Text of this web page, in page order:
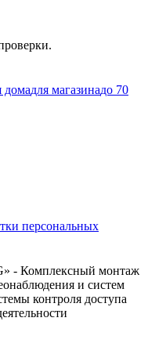
домадля магазинадо 70
персональных
- Комплексный монтаж
и систем
контроля доступа